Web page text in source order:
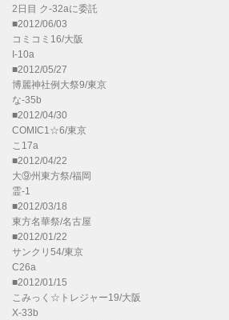
2日目 ク-32aに委託
■2012/06/03
コミコミ16/大阪
I-10a
■2012/05/27
博麗神社例大祭9/東京
な-35b
■2012/04/30
COMIC1☆6/東京
こ17a
■2012/04/22
大⑨州東方祭/福岡
霊-1
■2012/03/18
東方名華祭/名古屋
■2012/01/22
サンクリ54/東京
C26a
■2012/01/15
こみっく☆トレジャー19/大阪
X-33b